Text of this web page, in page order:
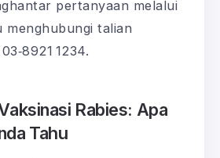
pertanyaan melalui
menghubungi talian
1234.
Rabies: Apa
Tahu